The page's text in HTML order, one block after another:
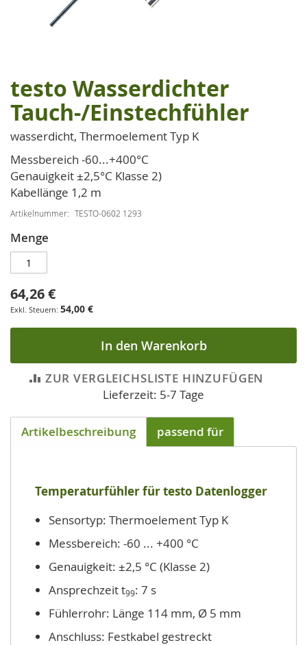
Zum
Anfang
der
Bildgalerie
testo Wasserdichter
Tauch-/Einstechfühler
wasserdicht, Thermoelement Typ K
Messbereich -60...+400°C
Genauigkeit ±2,5°C Klasse 2)
Kabellänge 1,2 m
Artikelnummer TESTO-0602 1293
Menge
64,26 €
54,00 €
In den Warenkorb
ZUR VERGLEICHSLISTE HINZUFÜGEN
Lieferzeit: 5-7 Tage
Artikelbeschreibung passend für
Temperaturfühler für testo Datenlogger
Sensortyp: Thermoelement Typ K
Messbereich: -60 ... +400 °C
Genauigkeit: ±2,5 °C (Klasse 2)
Ansprechzeit t99: 7 s
Fühlerrohr: Länge 114 mm, Ø 5 mm
Anschluss: Festkabel gestreckt